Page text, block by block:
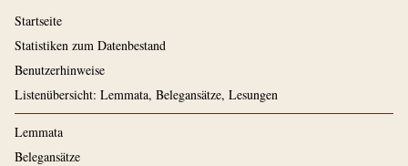
Startseite
Statistiken zum Datenbestand
Benutzerhinweise
Listenübersicht: Lemmata, Belegansätze, Lesungen
Lemmata
Belegansätze